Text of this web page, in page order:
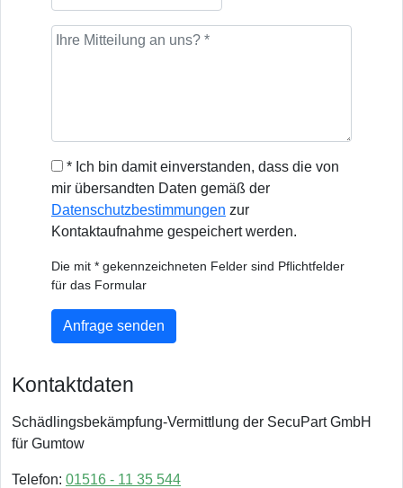
* Ich bin damit einverstanden, dass die von
mir übersandten Daten gemäß der
Datenschutzbestimmungen zur
Kontaktaufnahme gespeichert werden.
Die mit * gekennzeichneten Felder sind Pflichtfelder
für das Formular
Anfrage senden
Kontaktdaten
Schädlingsbekämpfung-Vermittlung der SecuPart GmbH
für Gumtow
Telefon: 01516 - 11 35 544